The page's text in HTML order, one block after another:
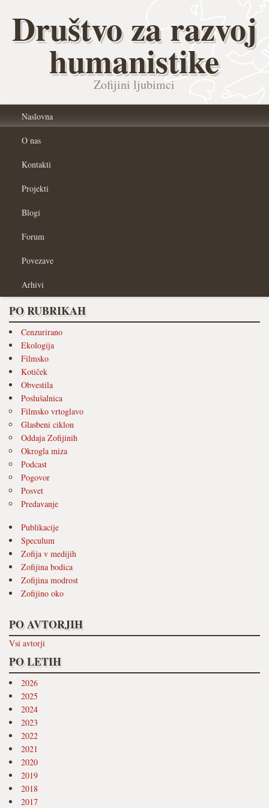
Društvo za razvoj
humanistike
Zofijini ljubimci
Naslovna
O nas
Kontakti
Projekti
Blogi
Forum
Povezave
Arhivi
PO RUBRIKAH
Cenzurirano
Ekologija
Filmsko
Kotiček
Obvestila
Poslušalnica
Filmsko vrtoglavo
Glasbeni ciklon
Oddaja Zofijinih
Okrogla miza
Podcast
Pogovor
Posvet
Predavanje
Publikacije
Speculum
Zofija v medijih
Zofijina bodica
Zofijina modrost
Zofijino oko
PO AVTORJIH
Vsi avtorji
PO LETIH
2026
2025
2024
2023
2022
2021
2020
2019
2018
2017